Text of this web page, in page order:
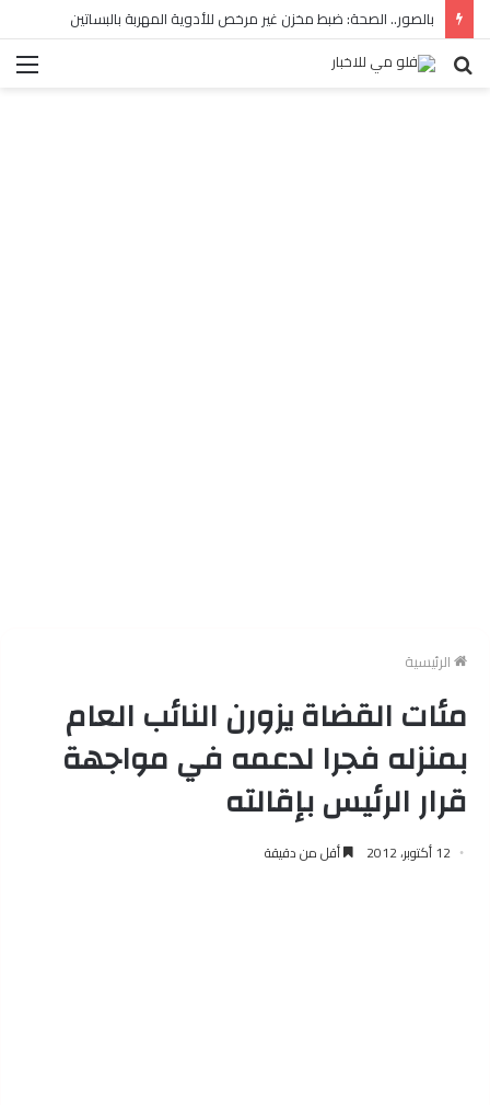
بالصور.. الصحة: ضبط مخزن غير مرخص للأدوية المهربة بالبساتين
بحث
الرئيسية
مئات القضاة يزورن النائب العام
بمنزله فجرا لدعمه في مواجهة
قرار الرئيس بإقالته
12 أكتوبر، 2012 أقل من دقيقة